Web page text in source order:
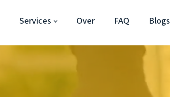
Services Over FAQ Blogs